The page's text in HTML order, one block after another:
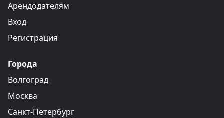
Арендодателям
Вход
Регистрация
Города
Волгоград
Москва
Санкт-Петербург